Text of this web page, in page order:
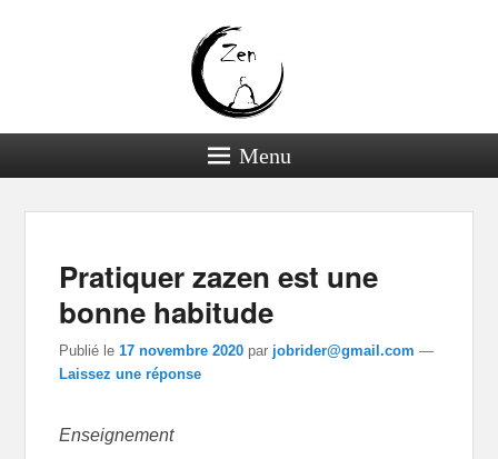
Menu
Pratiquer zazen est une
bonne habitude
Publié le17 novembre 2020 par jobrider@gmail.com —
Laissez une réponse
Enseignement